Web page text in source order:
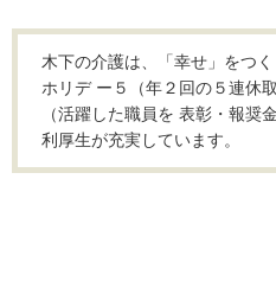
木下の介護は、「幸せ」をつ
ホリデ ー５（年２回の５連休
（活躍した職員を 表彰・報奨
利厚生が充実しています。